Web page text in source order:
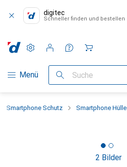
digitec
Schneller finden und bestellen
Navigation nach Kategorien
Menü Suche
Einstellungen
Kundenkonto
Vergleichslisten
Merklisten
Warenkorb
Smartphone Schutz Smartphone Hülle
2 Bilder